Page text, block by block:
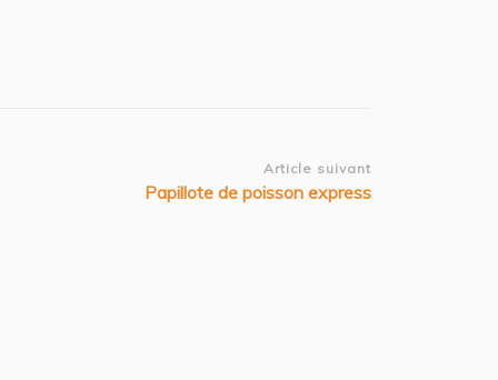
Article suivant
Papillote de poisson express